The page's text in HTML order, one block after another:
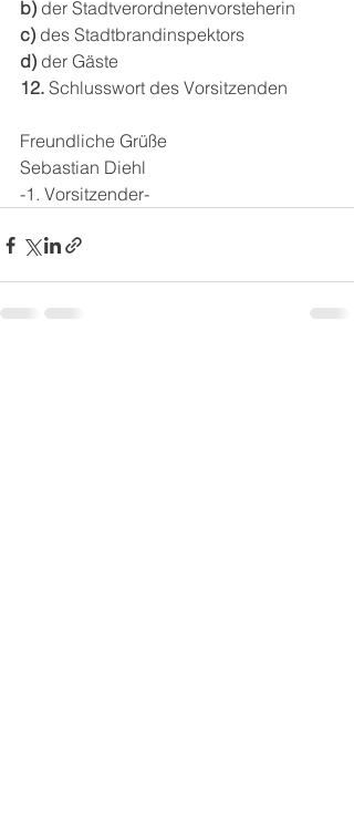
b) der Stadtverordnetenvorsteherin
c) des Stadtbrandinspektors
d) der Gäste
12. Schlusswort des Vorsitzenden
Freundliche Grüße
Sebastian Diehl
-1. Vorsitzender-